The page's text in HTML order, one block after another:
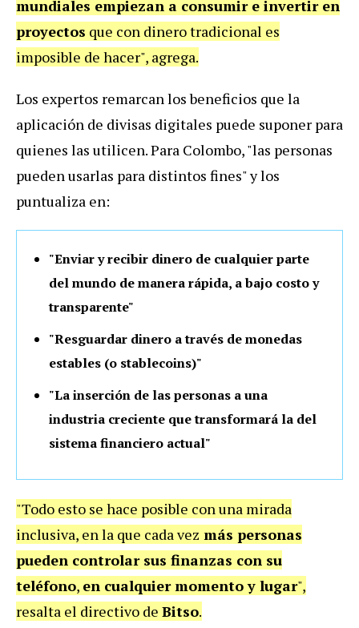
mundiales empiezan a consumir e invertir en
proyectos que con dinero tradicional es
imposible de hacer", agrega.
Los expertos remarcan los beneficios que la
aplicación de divisas digitales puede suponer para
quienes las utilicen. Para Colombo, "las personas
pueden usarlas para distintos fines" y los
puntualiza en:
"Enviar y recibir dinero de cualquier parte
del mundo de manera rápida, a bajo costo y
transparente"
"Resguardar dinero a través de monedas
estables (o stablecoins)"
"La inserción de las personas a una
industria creciente que transformará la del
sistema financiero actual"
"Todo esto se hace posible con una mirada
inclusiva, en la que cada vez más personas
pueden controlar sus finanzas con su
teléfono, en cualquier momento y lugar",
resalta el directivo de Bitso.